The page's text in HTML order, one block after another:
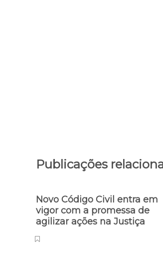
Publicações
Novo Código Civil entra em
vigor com a promessa de
agilizar ações na Justiça